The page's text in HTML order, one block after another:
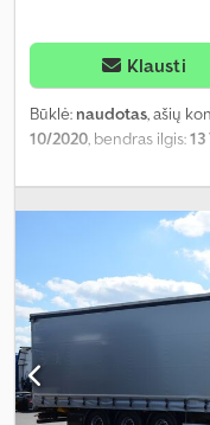
Klausti
Būklė: naudotas, ašių
10/2020, bendras ilgis:13
Įranga:ABS,